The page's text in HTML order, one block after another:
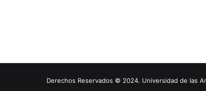
Derechos Reservados © 2024. Universidad de las